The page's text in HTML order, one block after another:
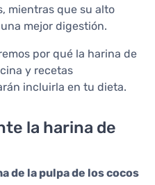
mientras que su alto
mejor digestión.
por qué la harina de
y recetas
incluirla en tu dieta.
la harina de
de la pulpa de los cocos